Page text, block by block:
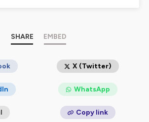
Visitez
ausha.co/politique-de-
pour plus d'informations.
SHARE EMBED
X (Twitter)
WhatsApp
Copy link